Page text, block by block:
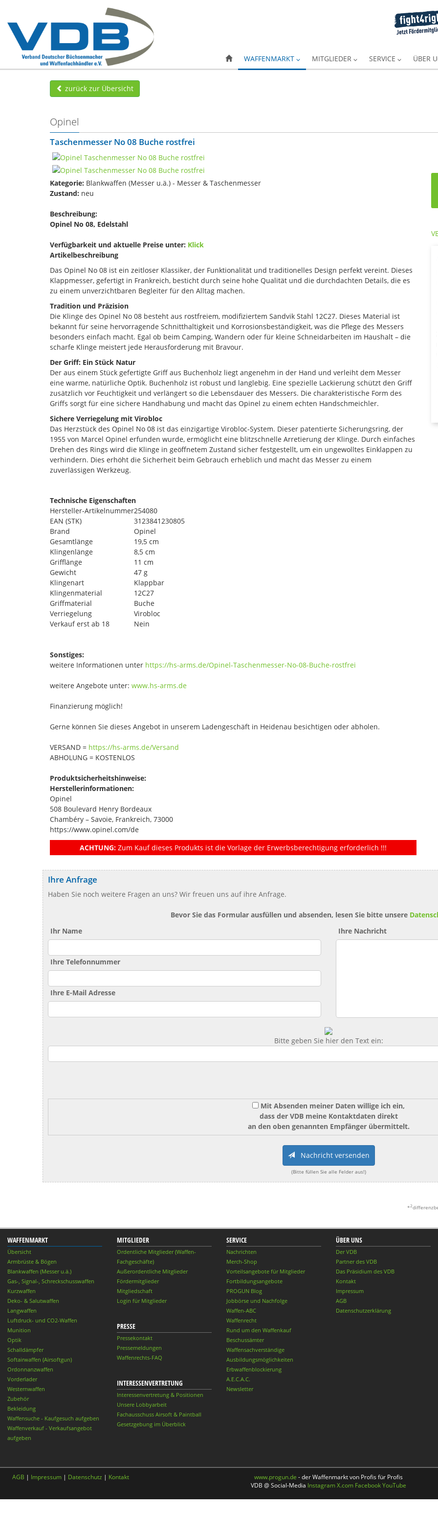
WAFFENMARKT MITGLIEDER SERVICE ÜBER
zurück zur Übersicht
Opinel
Taschenmesser No 08 Buche rostfrei
Kategorie: Blankwaffen (Messer u.ä.) - Messer & Taschenmesser
Zustand: neu
Beschreibung:
Opinel No 08, Edelstahl
Verfügbarkeit und aktuelle Preise unter: Klick
Artikelbeschreibung
Das Opinel No 08 ist ein zeitloser Klassiker, der Funktionalität und traditionelles Design perfekt vereint. Dieses
Klappmesser, gefertigt in Frankreich, besticht durch seine hohe Qualität und die durchdachten Details, die es
zu einem unverzichtbaren Begleiter für den Alltag machen.
Tradition und Präzision
Die Klinge des Opinel No 08 besteht aus rostfreiem, modifiziertem Sandvik Stahl 12C27. Dieses Material ist
bekannt für seine hervorragende Schnitthaltigkeit und Korrosionsbeständigkeit, was die Pflege des Messers
besonders einfach macht. Egal ob beim Camping, Wandern oder für kleine Schneidarbeiten im Haushalt – die
scharfe Klinge meistert jede Herausforderung mit Bravour.
Der Griff: Ein Stück Natur
Der aus einem Stück gefertigte Griff aus Buchenholz liegt angenehm in der Hand und verleiht dem Messer
eine warme, natürliche Optik. Buchenholz ist robust und langlebig. Eine spezielle Lackierung schützt den Griff
zusätzlich vor Feuchtigkeit und verlängert so die Lebensdauer des Messers. Die charakteristische Form des
Griffs sorgt für eine sichere Handhabung und macht das Opinel zu einem echten Handschmeichler.
Sichere Verriegelung mit Virobloc
Das Herzstück des Opinel No 08 ist das einzigartige Virobloc-System. Dieser patentierte Sicherungsring, der
1955 von Marcel Opinel erfunden wurde, ermöglicht eine blitzschnelle Arretierung der Klinge. Durch einfaches
Drehen des Rings wird die Klinge in geöffnetem Zustand sicher festgestellt, um ein ungewolltes Einklappen zu
verhindern. Dies erhöht die Sicherheit beim Gebrauch erheblich und macht das Messer zu einem
zuverlässigen Werkzeug.
Technische Eigenschaften
Hersteller-Artikelnummer254080
EAN (STK)
3123841230805
Brand
Opinel
Gesamtlänge
19,5 cm
Klingenlänge
8,5 cm
Grifflänge
11 cm
Gewicht
47 g
Klingenart
Klappbar
Klingenmaterial
12C27
Griffmaterial
Buche
Verriegelung
Virobloc
Verkauf erst ab 18
Nein
Sonstiges:
weitere Informationen unter https://hs-arms.de/Opinel-Taschenmesser-No-08-Buche-rostfrei
weitere Angebote unter: www.hs-arms.de
Finanzierung möglich!
Gerne können Sie dieses Angebot in unserem Ladengeschäft in Heidenau besichtigen oder abholen.
VERSAND = https://hs-arms.de/Versand
ABHOLUNG = KOSTENLOS
Produktsicherheitshinweise:
Herstellerinformationen:
Opinel
508 Boulevard Henry Bordeaux
Chambéry – Savoie, Frankreich, 73000
https://www.opinel.com/de
ACHTUNG: Zum Kauf dieses Produkts ist die Vorlage der Erwerbsberechtigung erforderlich !!!
Ihre Anfrage
Haben Sie noch weitere Fragen an uns? Wir freuen uns auf ihre Anfrage.
Bevor Sie das Formular ausfüllen und absenden, lesen Sie bitte unsere
Ihr Name
Ihre Telefonnummer
Ihre E-Mail Adresse
Ihre Nachricht
Bitte geben Sie hier den Text ein:
Mit Absenden meiner Daten willige ich ein,
dass der VDB meine Kontaktdaten direkt
an den oben genannten Empfänger übermittelt.
Nachricht versenden
(Bitte füllen Sie alle Felder aus!)
*2
WAFFENMARKT
Übersicht
Armbrüste & Bögen
Blankwaffen (Messer u.ä.)
Gas-, Signal-, Schreckschusswaffen
Kurzwaffen
Deko- & Salutwaffen
Langwaffen
Luftdruck- und CO2-Waffen
Munition
Optik
Schalldämpfer
Softairwaffen (Airsoftgun)
Ordonnanzwaffen
Vorderlader
Westernwaffen
Zubehör
Bekleidung
Waffensuche - Kaufgesuch aufgeben
Waffenverkauf - Verkaufsangebot
aufgeben
MITGLIEDER
Ordentliche Mitglieder (Waffen-
Fachgeschäfte)
Außerordentliche Mitglieder
Fördermitglieder
Mitgliedschaft
Login für Mitglieder
PRESSE
Pressekontakt
Pressemeldungen
Waffenrechts-FAQ
INTERESSENVERTRETUNG
Interessenvertretung & Positionen
Unsere Lobbyarbeit
Fachausschuss Airsoft & Paintball
Gesetzgebung im Überblick
SERVICE
Nachrichten
Merch-Shop
Vorteilsangebote für Mitglieder
Fortbildungsangebote
PROGUN Blog
Jobbörse und Nachfolge
Waffen-ABC
Waffenrecht
Rund um den Waffenkauf
Beschussämter
Waffensachverständige
Ausbildungsmöglichkeiten
Erbwaffenblockierung
A.E.C.A.C.
Newsletter
ÜBER UNS
Der VDB
Partner des VDB
Das Präsidium des VDB
Kontakt
Impressum
AGB
Datenschutzerklärung
AGB | Impressum | Datenschutz | Kontakt www.progun.de - der Waffenmarkt von Profis für Profis
VDB @ Social-Media InstagramX.com FacebookYouTube